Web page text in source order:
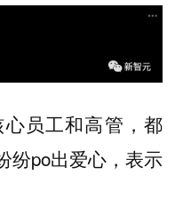
员工和高管，都
纷po出爱心，表示